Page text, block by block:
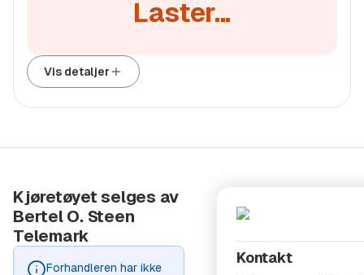
vil dette fortløpende legges ut på våre nettsider:
nedleggelse-av-2g-nettet
Laster...
Vis detaljer
Kjøretøyet selges av
Bertel O. Steen
Telemark
Forhandleren har ikke
Kontakt